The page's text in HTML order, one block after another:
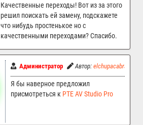
Качественные переходы! Вот из за этого
решил поискать ей замену, подскажете
что нибудь простенькое но с
качественными переходами? Спасибо.
Администратор Автор: elchupacabra
Я бы наверное предложил
присмотреться к PTE AV Studio Pro